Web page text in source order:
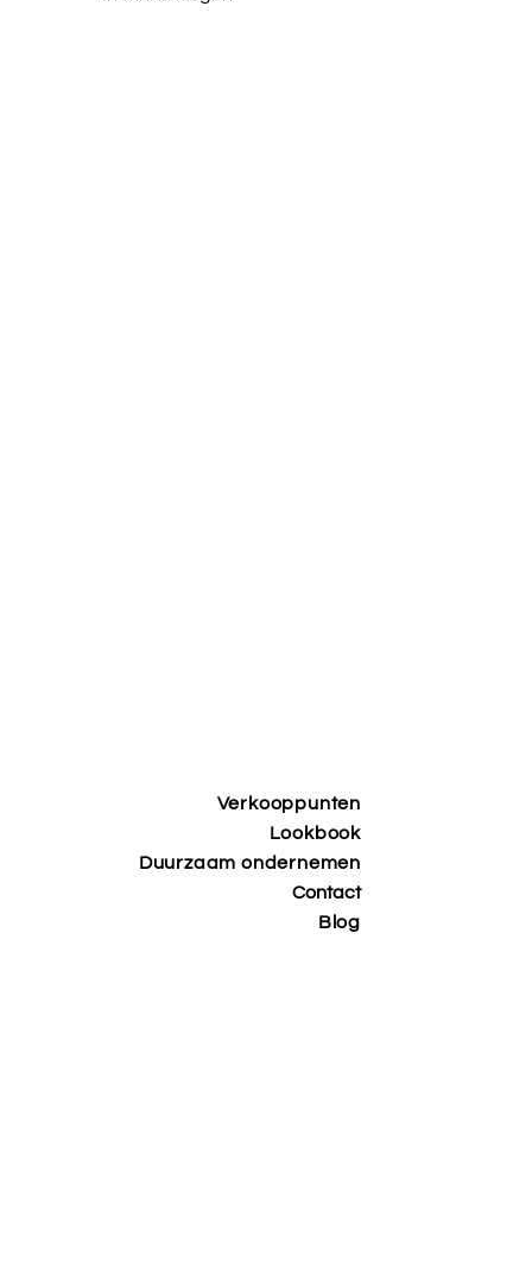
Verkooppunten
Lookbook
Duurzaam ondernemen
Contact
Blog